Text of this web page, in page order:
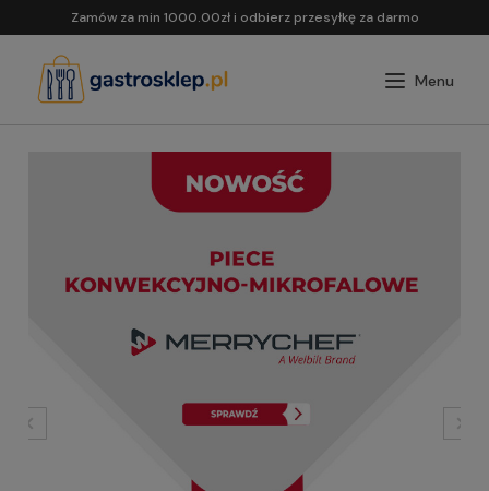
Zamów za min 1000.00zł i odbierz przesyłkę za darmo